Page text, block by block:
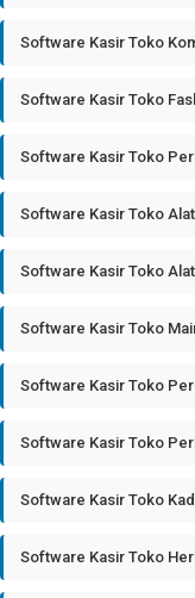
Software Kasir Toko
Software Kasir Toko
Software Kasir Toko
Software Kasir Toko
Software Kasir Toko
Software Kasir Toko
Software Kasir Toko
Software Kasir Toko
Software Kasir Toko
Software Kasir Toko